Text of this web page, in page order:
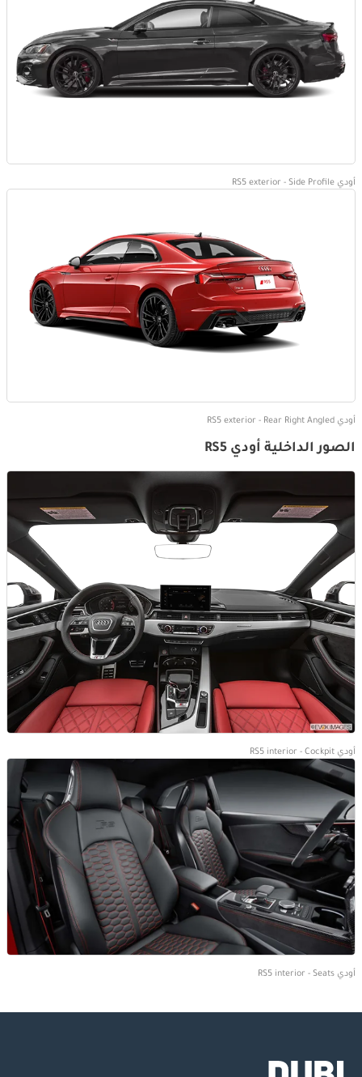
أودي RS5 exterior - Side Profile
أودي RS5 exterior - Rear Right Angled
الصور الداخلية أودي RS5
أودي RS5 interior - Cockpit
أودي RS5 interior - Seats